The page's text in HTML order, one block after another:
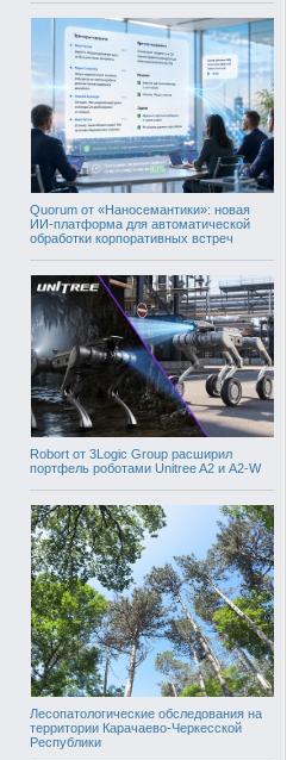
Quorum от «Наносемантики»: новая
ИИ-платформа для автоматической
обработки корпоративных встреч
Robort от 3Logic Group расширил
портфель роботами Unitree A2 и A2-W
Лесопатологические обследования на
территории Карачаево-Черкесской
Республики